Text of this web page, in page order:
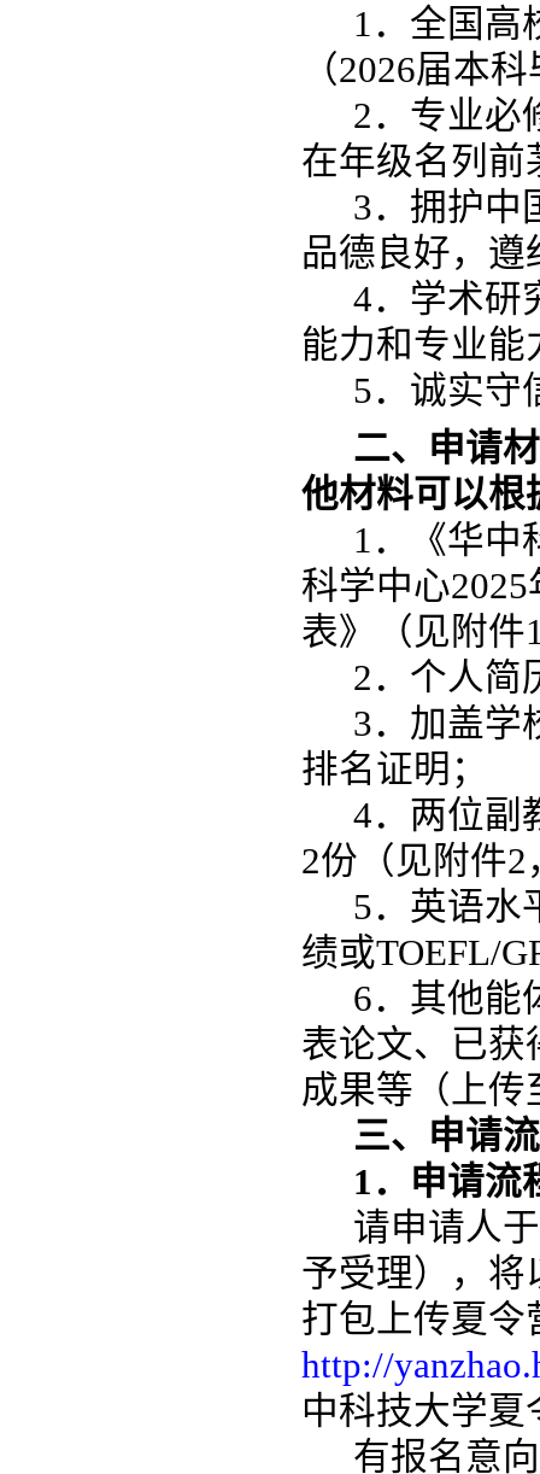
1．全国高
（2026届本科
2．专业必
在年级名列前
3．拥护中
品德良好，遵
4．学术研
能力和专业能
5．诚实守
二、申请
他材料可以根
1．《华中
科学中心2025
表》（见附件
2．个人简
3．加盖学
排名证明；
4．两位副
2份（见附件2
5．英语水
绩或TOEFL/
6．其他能
表论文、已获
成果等 （上传
三、申请
1．申请流
请申请人
予受理），将
打包上传夏令
http://
中科技大学
有报名意